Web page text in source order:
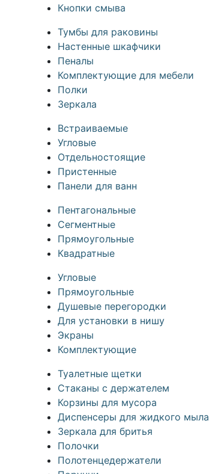
Кнопки смыва
Тумбы для раковины
Настенные шкафчики
Пеналы
Комплектующие для мебели
Полки
Зеркала
Встраиваемые
Угловые
Отдельностоящие
Пристенные
Панели для ванн
Пентагональные
Сегментные
Прямоугольные
Квадратные
Угловые
Прямоугольные
Душевые перегородки
Для установки в нишу
Экраны
Комплектующие
Туалетные щетки
Стаканы с держателем
Корзины для мусора
Диспенсеры для жидкого мыла
Зеркала для бритья
Полочки
Полотенцедержатели